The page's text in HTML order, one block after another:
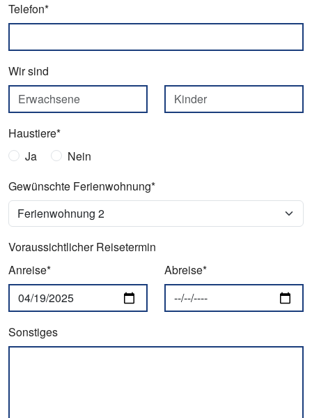
Telefon*
Wir sind
Haustiere*
Ja
Nein
Gewünschte Ferienwohnung*
Voraussichtlicher Reisetermin
Anreise*
Abreise*
Sonstiges